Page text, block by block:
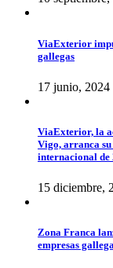
ViaExterior
gallegas
17 junio, 2024
ViaExterior, la
Vigo, arranca
internacional de
15 diciembre,
Zona Franca
empresas